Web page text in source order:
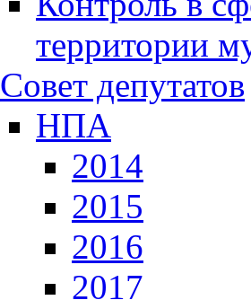
территории
Совет депутатов
НПА
2014
2015
2016
2017